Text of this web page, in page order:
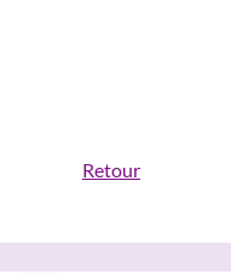
Retour